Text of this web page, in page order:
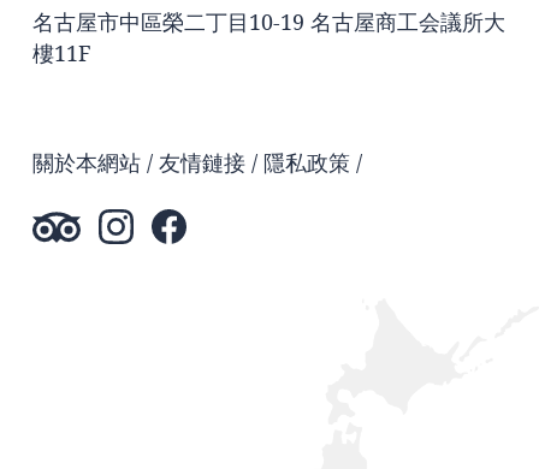
名古屋市中區榮二丁目10-19 名古屋商工会議所大
樓11F
關於本網站 友情鏈接 隱私政策